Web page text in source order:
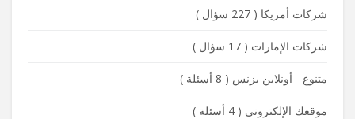
شركات أمريكا ( 227 سؤال )
شركات الإمارات ( 17 سؤال )
متنوع - أونلاين بزنس ( 8 أسئلة )
موقعك الإلكتروني ( 4 أسئلة )